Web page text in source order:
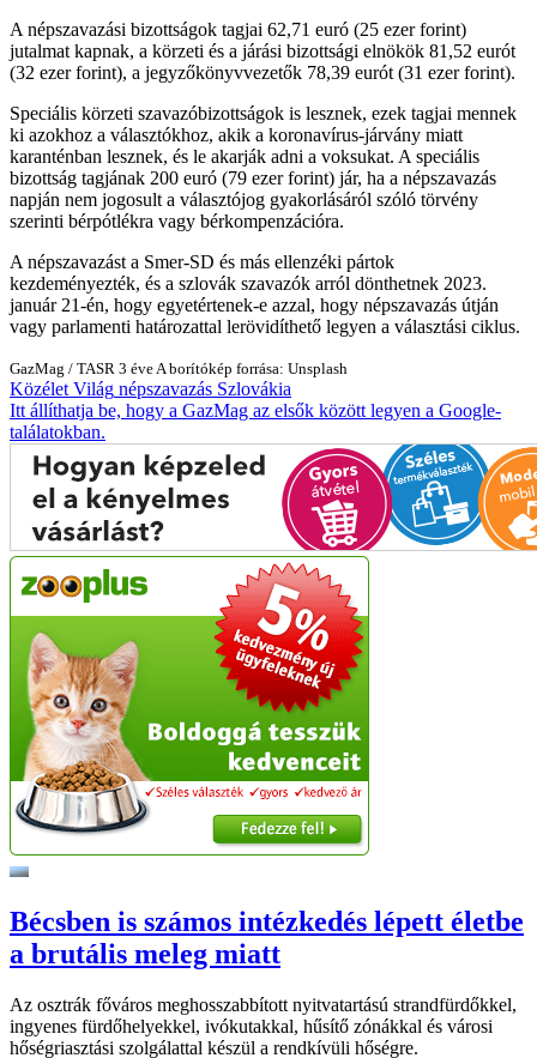
A népszavazási bizottságok tagjai 62,71 euró (25 ezer forint)
jutalmat kapnak, a körzeti és a járási bizottsági elnökök 81,52 eurót
(32 ezer forint), a jegyzőkönyvvezetők 78,39 eurót (31 ezer forint).
Speciális körzeti szavazóbizottságok is lesznek, ezek tagjai mennek
ki azokhoz a választókhoz, akik a koronavírus-járvány miatt
karanténban lesznek, és le akarják adni a voksukat. A speciális
bizottság tagjának 200 euró (79 ezer forint) jár, ha a népszavazás
napján nem jogosult a választójog gyakorlásáról szóló törvény
szerinti bérpótlékra vagy bérkompenzációra.
A népszavazást a Smer-SD és más ellenzéki pártok
kezdeményezték, és a szlovák szavazók arról dönthetnek 2023.
január 21-én, hogy egyetértenek-e azzal, hogy népszavazás útján
vagy parlamenti határozattal lerövidíthető legyen a választási ciklus.
GazMag / TASR 3 éve A borítókép forrása: Unsplash
Közélet Világ népszavazás Szlovákia
Itt állíthatja be, hogy a GazMag az elsők között legyen a Google-
találatokban.
Bécsben is számos intézkedés lépett életbe
a brutális meleg miatt
Az osztrák főváros meghosszabbított nyitvatartású strandfürdőkkel,
ingyenes fürdőhelyekkel, ivókutakkal, hűsítő zónákkal és városi
hőségriasztási szolgálattal készül a rendkívüli hőségre.